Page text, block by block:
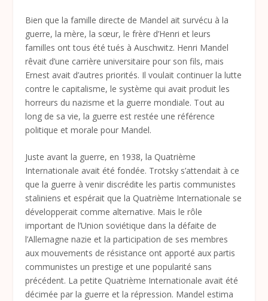
Bien que la famille directe de Mandel ait survécu à la
guerre, la mère, la sœur, le frère d’Henri et leurs
familles ont tous été tués à Auschwitz. Henri Mandel
rêvait d’une carrière universitaire pour son fils, mais
Ernest avait d’autres priorités. Il voulait continuer la lutte
contre le capitalisme, le système qui avait produit les
horreurs du nazisme et la guerre mondiale. Tout au
long de sa vie, la guerre est restée une référence
politique et morale pour Mandel.
Juste avant la guerre, en 1938, la Quatrième
Internationale avait été fondée. Trotsky s’attendait à ce
que la guerre à venir discrédite les partis communistes
staliniens et espérait que la Quatrième Internationale se
développerait comme alternative. Mais le rôle
important de l’Union soviétique dans la défaite de
l’Allemagne nazie et la participation de ses membres
aux mouvements de résistance ont apporté aux partis
communistes un prestige et une popularité sans
précédent. La petite Quatrième Internationale avait été
décimée par la guerre et la répression. Mandel estima